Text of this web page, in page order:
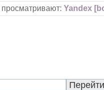
Yandex